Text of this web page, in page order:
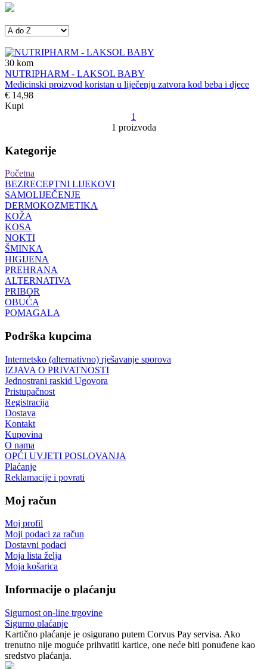
30 kom
NUTRIPHARM - LAKSOL BABY
Medicinski proizvod koristan u liječenju zatvora kod beba i djece
€ 14,98
Kupi
1
1 proizvoda
Kategorije
Početna
BEZRECEPTNI LIJEKOVI
SAMOLIJEČENJE
DERMOKOZMETIKA
KOŽA
KOSA
NOKTI
ŠMINKA
HIGIJENA
PREHRANA
ALTERNATIVA
PRIBOR
OBUĆA
POMAGALA
Podrška kupcima
Internetsko (alternativno) rješavanje sporova
IZJAVA O PRIVATNOSTI
Jednostrani raskid Ugovora
Pristupačnost
Registracija
Dostava
Kontakt
Kupovina
O nama
OPĆI UVJETI POSLOVANJA
Plaćanje
Reklamacije i povrati
Moj račun
Moj profil
Moji podaci za račun
Dostavni podaci
Moja lista želja
Moja košarica
Informacije o plaćanju
Sigurnost on-line trgovine
Sigurno plaćanje
Kartično plaćanje je osigurano putem Corvus Pay servisa. Ako
trenutno nije moguće prihvatiti kartice, one neće biti ponuđene kao
sredstvo plaćanja.